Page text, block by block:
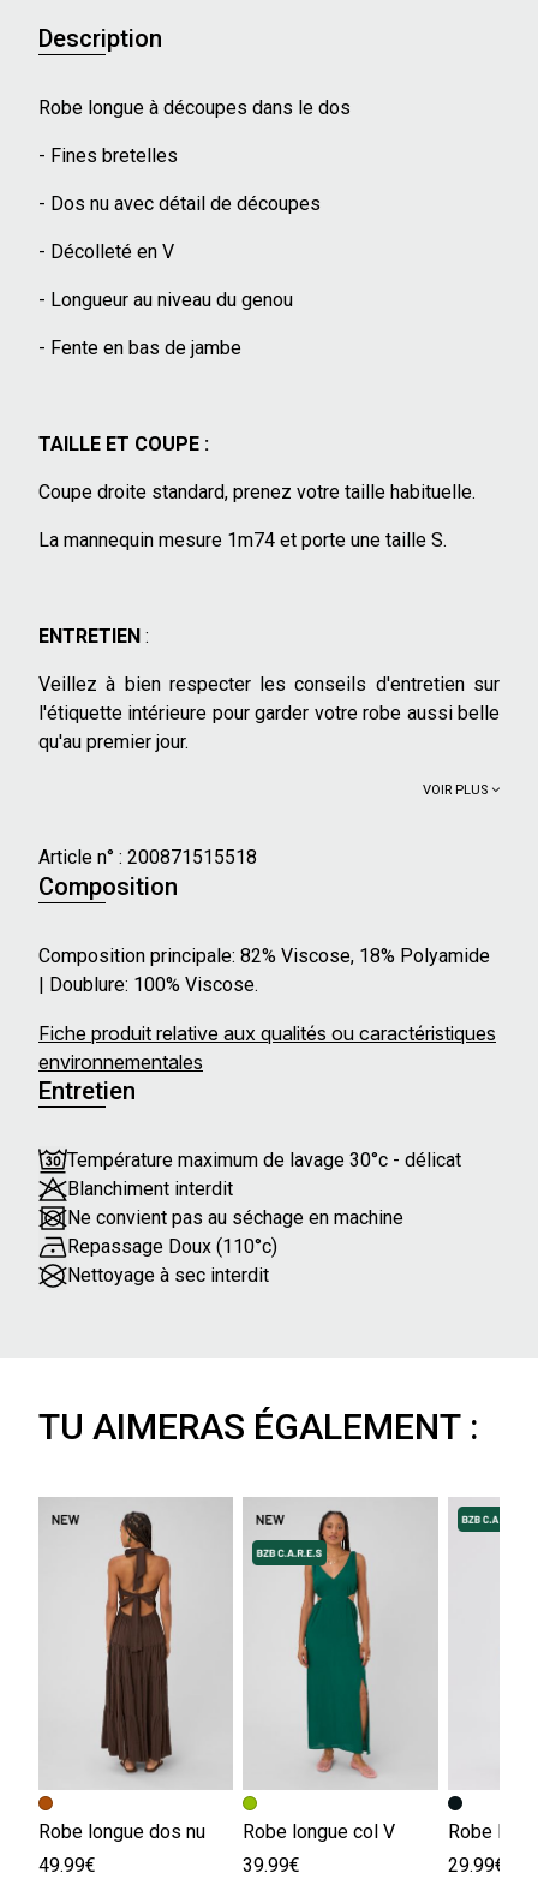
Description
Robe longue à découpes dans le dos
- Fines bretelles
- Dos nu avec détail de découpes
- Décolleté en V
- Longueur au niveau du genou
- Fente en bas de jambe
TAILLE ET COUPE :
Coupe droite standard, prenez votre taille habituelle.
La mannequin mesure 1m74 et porte une taille S.
ENTRETIEN :
Veillez à bien respecter les conseils d'entretien sur
l'étiquette intérieure pour garder votre robe aussi belle
qu'au premier jour.
VOIR PLUS
Article n° : 200871515518
Composition
Composition principale: 82% Viscose, 18% Polyamide
| Doublure: 100% Viscose.
Fiche produit relative aux qualités ou caractéristiques
environnementales
Entretien
Température maximum de lavage 30°c - délicat
Blanchiment interdit
Ne convient pas au séchage en machine
Repassage Doux (110°c)
Nettoyage à sec interdit
TU AIMERAS ÉGALEMENT :
Robe longue dos nu
49.99€
Robe longue col V
39.99€
Robe
29.99€